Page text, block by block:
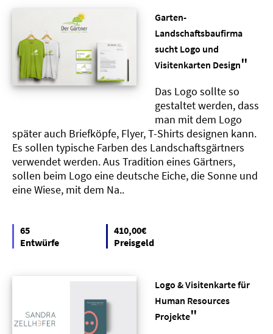
Garten-
Landschaftsbaufirma
sucht Logo und
Visitenkarten Design"
Das Logo sollte so
gestaltet werden, dass
man mit dem Logo
später auch Briefköpfe, Flyer, T-Shirts designen kann.
Es sollen typische Farben des Landschaftsgärtners
verwendet werden. Aus Tradition eines Gärtners,
sollen beim Logo eine deutsche Eiche, die Sonne und
eine Wiese, mit dem Na..
65
Entwürfe
410,00€
Preisgeld
Logo & Visitenkarte für
Human Resources
Projekte"